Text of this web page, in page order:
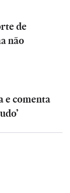
de
não
e comenta